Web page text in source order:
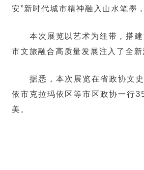
安”新时代城市精神融入山水笔墨
本次展览以艺术为纽带，搭
市文旅融合高质量发展注入了全新
据悉，本次展览在省政协文
依市克拉玛依区等市区政协一行
美。